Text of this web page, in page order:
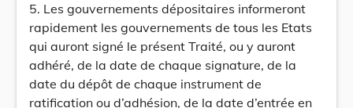
5. Les gouvernements dépositaires informeront
rapidement les gouvernements de tous les Etats
qui auront signé le présent Traité, ou y auront
adhéré, de la date de chaque signature, de la
date du dépôt de chaque instrument de
ratification ou d’adhésion, de la date d’entrée en